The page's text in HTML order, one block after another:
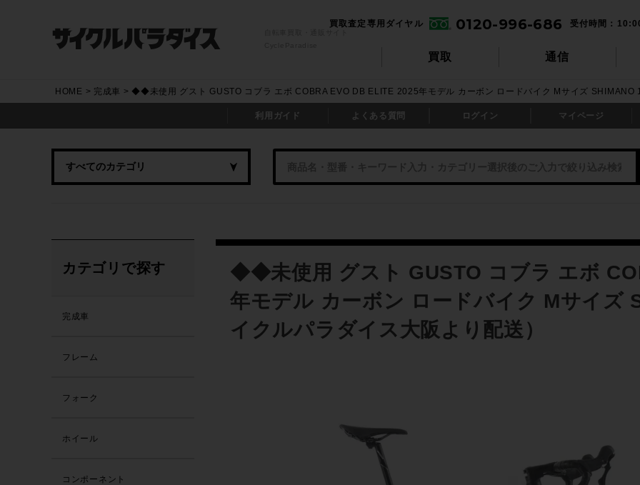
買取 通信
買取査定専用ダイヤル 0120-996-686 受付時間：
HOME 完成車 ◆◆未使用 グスト GUSTO コブラ エボ COBRA EVO DB ELITE 2025年モデル カーボン ロードバイク Mサイズ SHIMANO
利用ガイド よくある質問 ログイン マイページ
◆◆未使用 グスト GUSTO コブラ エボ
年モデル カーボン ロードバイク Mサイズ
イクルパラダイス大阪より配送）
カテゴリで探す
完成車
フレーム
フォーク
ホイール
コンポーネント